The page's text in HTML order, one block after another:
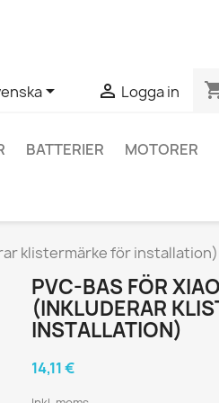
  Logga in
BATTERIER MOTORER
klistermärke för installation)
PVC-BAS FÖR
(INKLUDERAR
INSTALLATION)
14,11 €